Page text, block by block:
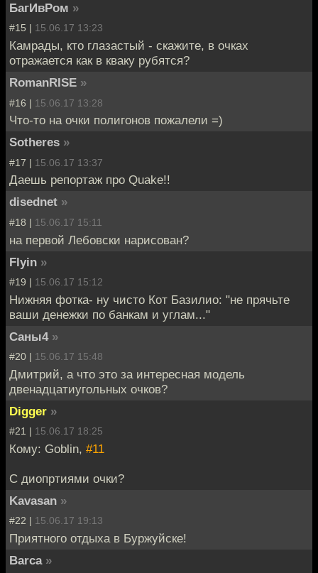
БагИвРом »
#15 | 15.06.17 13:23
Камрады, кто глазастый - скажите, в очках
отражается как в кваку рубятся?
RomanRISE »
#16 | 15.06.17 13:28
Что-то на очки полигонов пожалели =)
Sotheres »
#17 | 15.06.17 13:37
Даешь репортаж про Quake!!
disednet »
#18 | 15.06.17 15:11
на первой Лебовски нарисован?
Flyin »
#19 | 15.06.17 15:12
Нижняя фотка- ну чисто Кот Базилио: "не прячьте
ваши денежки по банкам и углам..."
Саны4 »
#20 | 15.06.17 15:48
Дмитрий, а что это за интересная модель
двенадцатиугольных очков?
Digger »
#21 | 15.06.17 18:25
Кому: Goblin, #11
С диопртиями очки?
Kavasan »
#22 | 15.06.17 19:13
Приятного отдыха в Буржуйске!
Barca »